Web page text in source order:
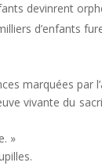
devinrent
d’enfants
marquées par
vivante du
»